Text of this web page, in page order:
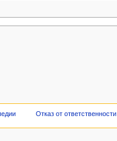
Отказ от ответственности